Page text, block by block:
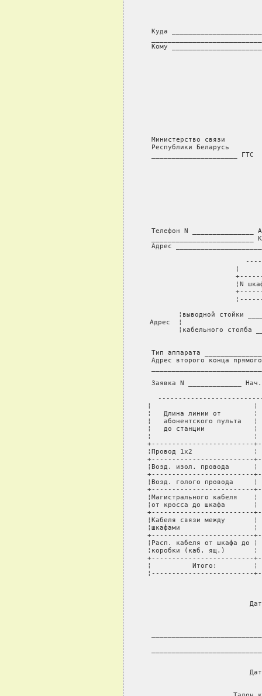
Куда
Кому
Министерство
Республики
Телефон N _______________
_________________________
Адрес
¦
¦N
¦выводной стойки
Адрес  ¦
¦кабельного столба
Тип аппарата
Адрес второго конца
Заявка N _____________
¦                         ¦
¦   Длина линии от
¦   абонентского пульта
¦   до станции            ¦
¦                         ¦
+-------------------------
¦Провод 1х2
+-------------------------
¦Возд. изол.
+-------------------------
¦Возд. голого
+-------------------------
¦Магистрального
¦от кросса до шкафа
+-------------------------
¦Кабеля связи
¦шкафами
+-------------------------
¦Расп. кабеля от
¦коробки (каб. ящ.)
+-------------------------
¦          Итого:
¦-------------------------